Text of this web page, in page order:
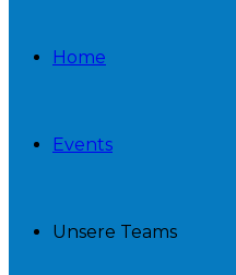
Home
Events
Unsere Teams